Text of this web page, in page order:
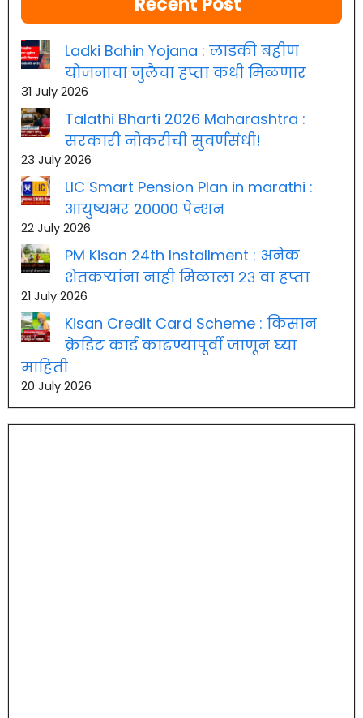
Ladki Bahin Yojana : लाडकी बहीण
योजनाचा जुलैचा हप्ता कधी मिळणार
31 July 2026
Talathi Bharti 2026 Maharashtra :
सरकारी नोकरीची सुवर्णसंधी!
23 July 2026
LIC Smart Pension Plan in marathi :
आयुष्यभर 20000 पेन्शन
22 July 2026
PM Kisan 24th Installment : अनेक
शेतकऱ्यांना नाही मिळाला २३ वा हप्ता
21 July 2026
Kisan Credit Card Scheme : किसान
क्रेडिट कार्ड काढण्यापूर्वी जाणून घ्या
माहिती
20 July 2026